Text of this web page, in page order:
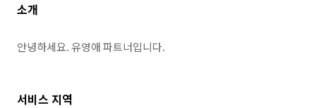
소개
안녕하세요. 유영애 파트너입니다.
서비스 지역